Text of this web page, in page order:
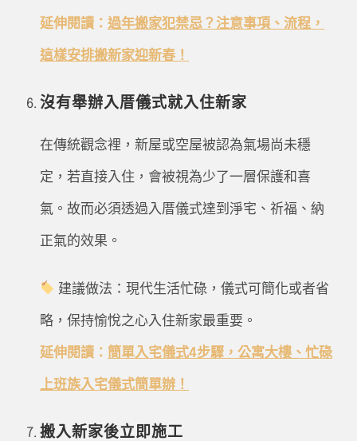
延伸閱讀： 過年搬家犯禁忌？注意事項、流程，
這樣安排搬新家迎新春！
沒有舉辦入厝儀式就入住新家
在傳統觀念裡，新屋或空屋被認為氣場尚未穩
定，若直接入住，會被視為少了一層保護和喜
氣。故而必須透過入厝儀式達到淨宅、祈福、納
正氣的效果。
建議做法：現代生活忙碌，儀式可簡化或者省
略，保持愉悅之心入住新家最重要。
延伸閱讀： 簡單入宅儀式4步驟，公寓大樓、忙碌
上班族入宅儀式簡單辦！
搬入新家後立即施工